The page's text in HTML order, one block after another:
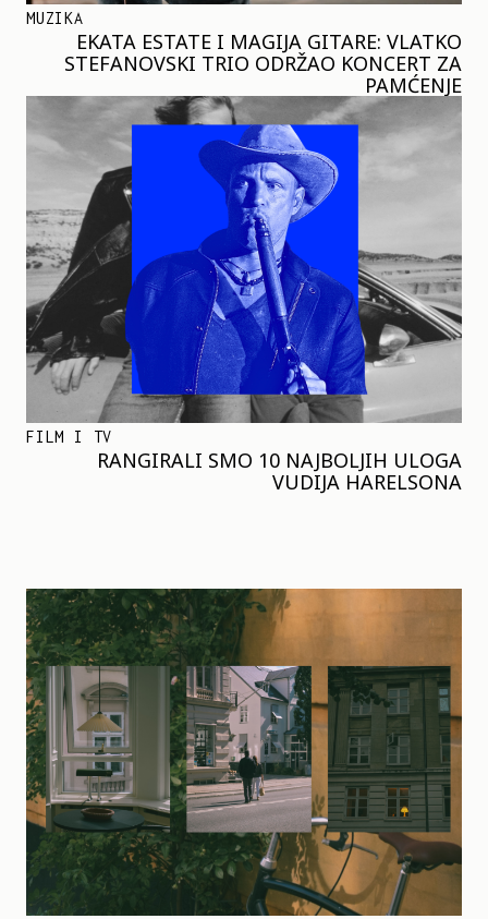
MUZIKA
EKATA ESTATE I MAGIJA GITARE: VLATKO
STEFANOVSKI TRIO ODRŽAO KONCERT ZA
PAMĆENJE
FILM I TV
RANGIRALI SMO 10 NAJBOLJIH ULOGA
VUDIJA HARELSONA